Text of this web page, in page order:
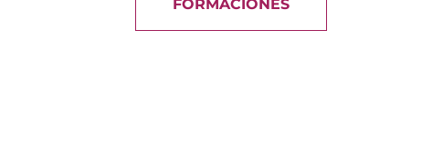
FORMACIONES